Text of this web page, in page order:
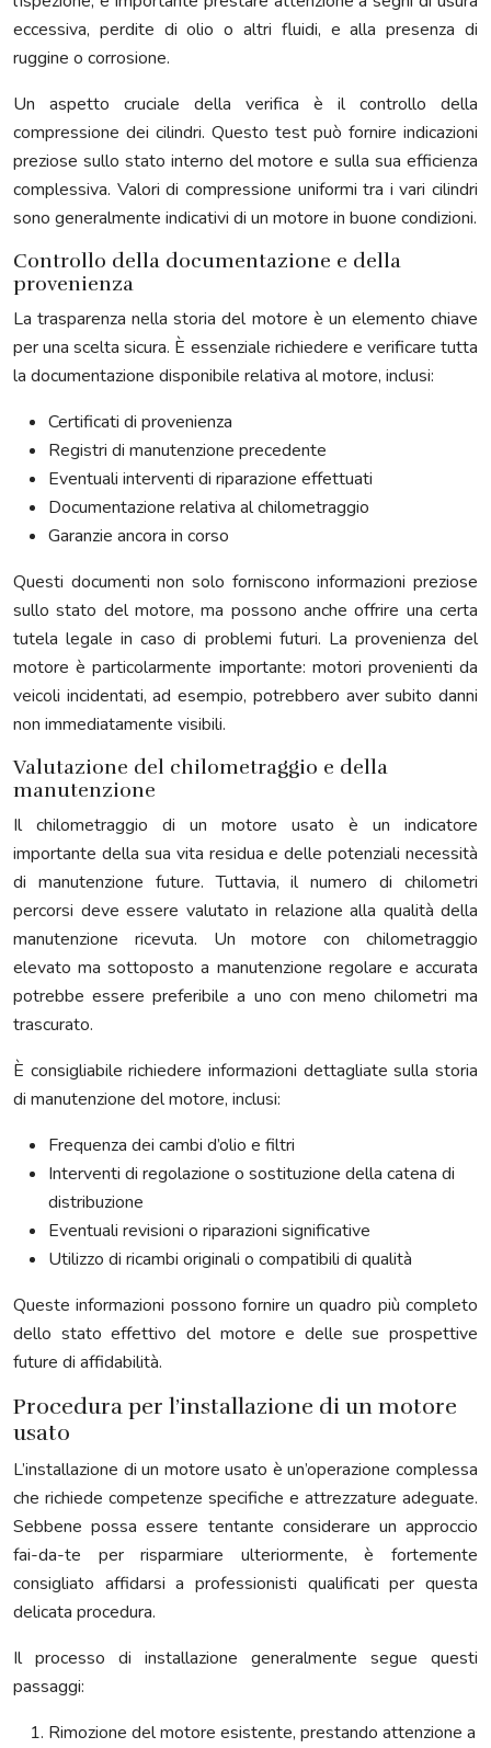
eccessiva, perdite di olio o altri fluidi, e alla presenza di
ruggine o corrosione.
Un aspetto cruciale della verifica è il controllo della
compressione dei cilindri. Questo test può fornire indicazioni
preziose sullo stato interno del motore e sulla sua efficienza
complessiva. Valori di compressione uniformi tra i vari cilindri
sono generalmente indicativi di un motore in buone condizioni.
Controllo della documentazione e della
provenienza
La trasparenza nella storia del motore è un elemento chiave
per una scelta sicura. È essenziale richiedere e verificare tutta
la documentazione disponibile relativa al motore, inclusi:
Certificati di provenienza
Registri di manutenzione precedente
Eventuali interventi di riparazione effettuati
Documentazione relativa al chilometraggio
Garanzie ancora in corso
Questi documenti non solo forniscono informazioni preziose
sullo stato del motore, ma possono anche offrire una certa
tutela legale in caso di problemi futuri. La provenienza del
motore è particolarmente importante: motori provenienti da
veicoli incidentati, ad esempio, potrebbero aver subito danni
non immediatamente visibili.
Valutazione del chilometraggio e della
manutenzione
Il chilometraggio di un motore usato è un indicatore
importante della sua vita residua e delle potenziali necessità
di manutenzione future. Tuttavia, il numero di chilometri
percorsi deve essere valutato in relazione alla qualità della
manutenzione ricevuta. Un motore con chilometraggio
elevato ma sottoposto a manutenzione regolare e accurata
potrebbe essere preferibile a uno con meno chilometri ma
trascurato.
È consigliabile richiedere informazioni dettagliate sulla storia
di manutenzione del motore, inclusi:
Frequenza dei cambi d’olio e filtri
Interventi di regolazione o sostituzione della catena di
distribuzione
Eventuali revisioni o riparazioni significative
Utilizzo di ricambi originali o compatibili di qualità
Queste informazioni possono fornire un quadro più completo
dello stato effettivo del motore e delle sue prospettive
future di affidabilità.
Procedura per l’installazione di un motore
usato
L’installazione di un motore usato è un’operazione complessa
che richiede competenze specifiche e attrezzature adeguate.
Sebbene possa essere tentante considerare un approccio
fai-da-te per risparmiare ulteriormente, è fortemente
consigliato affidarsi a professionisti qualificati per questa
delicata procedura.
Il processo di installazione generalmente segue questi
passaggi:
Rimozione del motore esistente, prestando attenzione a